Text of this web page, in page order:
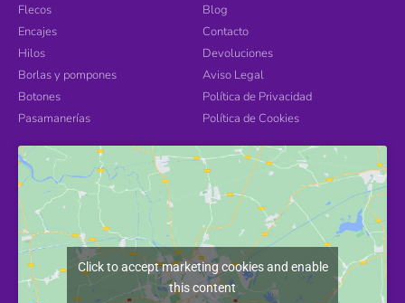
Flecos
Encajes
Hilos
Borlas y pompones
Botones
Pasamanerías
Blog
Contacto
Devoluciones
Aviso Legal
Política de Privacidad
Política de Cookies
Click to accept marketing cookies and enable
this content